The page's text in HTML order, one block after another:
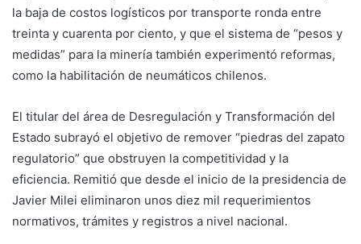
la baja de costos logísticos por transporte ronda entre
treinta y cuarenta por ciento, y que el sistema de “pesos y
medidas” para la minería también experimentó reformas,
como la habilitación de neumáticos chilenos.
El titular del área de Desregulación y Transformación del
Estado subrayó el objetivo de remover “piedras del zapato
regulatorio” que obstruyen la competitividad y la
eficiencia. Remitió que desde el inicio de la presidencia de
Javier Milei eliminaron unos diez mil requerimientos
normativos, trámites y registros a nivel nacional.